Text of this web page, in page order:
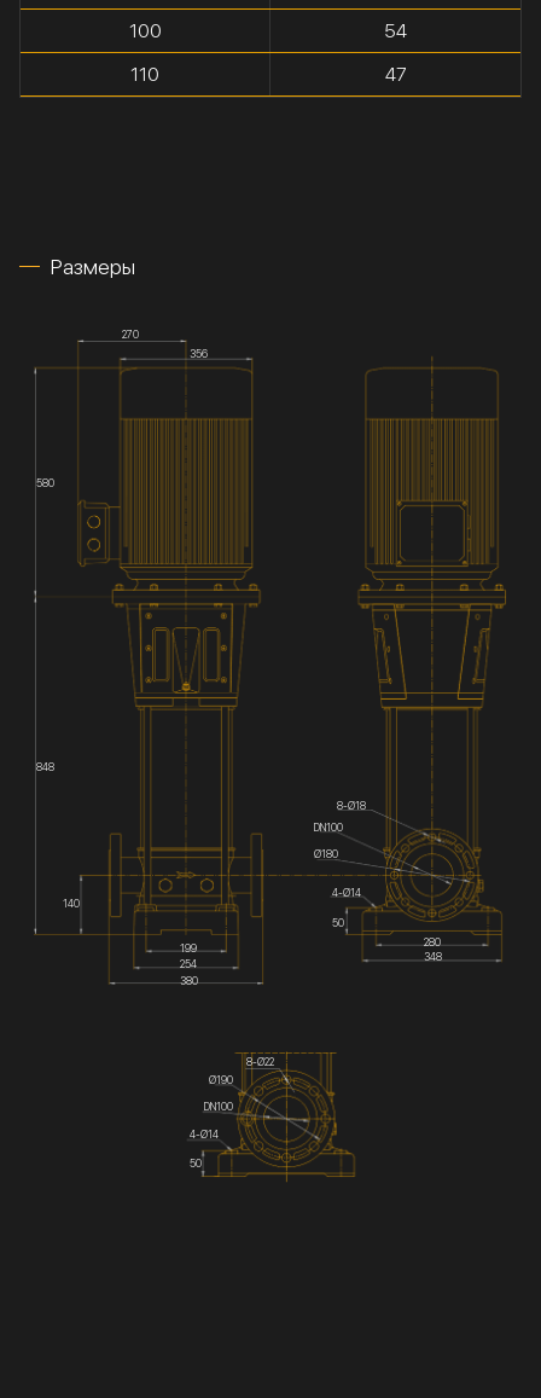
100
54
110
47
Размеры
DN100
270
356
580
848
140
199
254
380
280
348
50
4-Ø14
Ø180
8-Ø18
DN100
8-Ø22
Ø190
4-Ø14
50